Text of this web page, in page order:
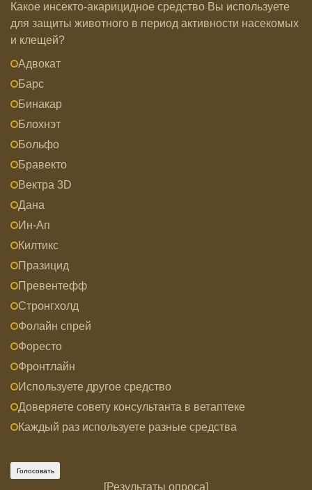
Какое инсекто-акарицидное средство Вы используете
для защиты животного в период активности насекомых
и клещей?
Адвокат
Барс
Бинакар
Блохнэт
Больфо
Бравекто
Вектра 3D
Дана
Ин-Ап
Килтикс
Празицид
Превентефф
Стронгхолд
Фолайн спрей
Форесто
Фронтлайн
Используете другое средство
Доверяете совету консультанта в ветаптеке
Каждый раз используете разные средства
[Результаты опроса]